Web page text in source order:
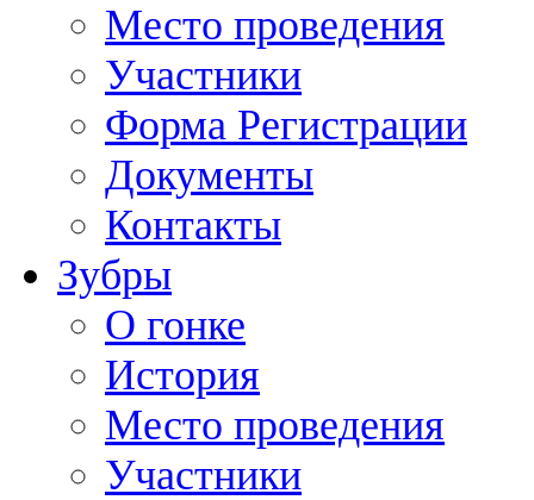
Место проведения
Участники
Форма Регистрации
Документы
Контакты
Зубры
О гонке
История
Место проведения
Участники